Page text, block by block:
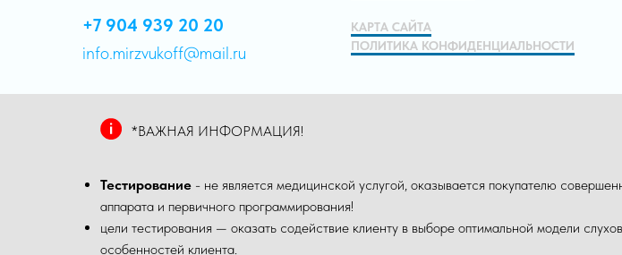
+7 904 939 20 20
info.mirzvukoff@mail.ru
КАРТА САЙТА
ПОЛИТИКА КОНФИДЕНЦИАЛЬНОСТИ
*ВАЖНАЯ ИНФОРМАЦИЯ!
Тестирование - не является медицинской услугой, оказывается покупателю
аппарата и первичного программирования!
цели тестирования — оказать содействие клиенту в выборе оптимальной модели
особенностей клиента.